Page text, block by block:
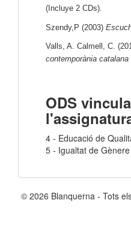
(Incluye 2 CDs).
Szendy,P (2003)
Valls, A. Calmell, C.
contemporània catalana
ODS
4 - Educació de
5 - Igualtat de Gènere
© 2026 Blanquerna - Tots